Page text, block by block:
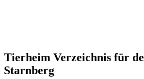
Tierheim Verzeichnis für
Starnberg